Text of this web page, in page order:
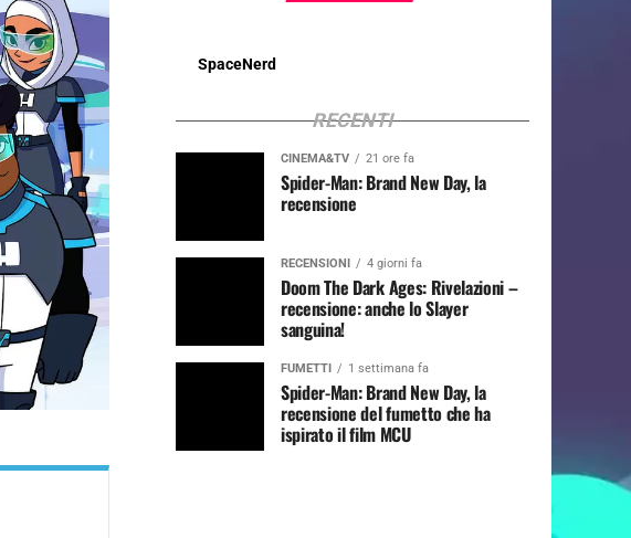
SpaceNerd
RECENTI
CINEMA&TV 21 ore fa
Spider-Man: Brand New Day, la
recensione
RECENSIONI 4 giorni fa
Doom The Dark Ages: Rivelazioni –
recensione: anche lo Slayer
sanguina!
FUMETTI 1 settimana fa
Spider-Man: Brand New Day, la
recensione del fumetto che ha
ispirato il film MCU